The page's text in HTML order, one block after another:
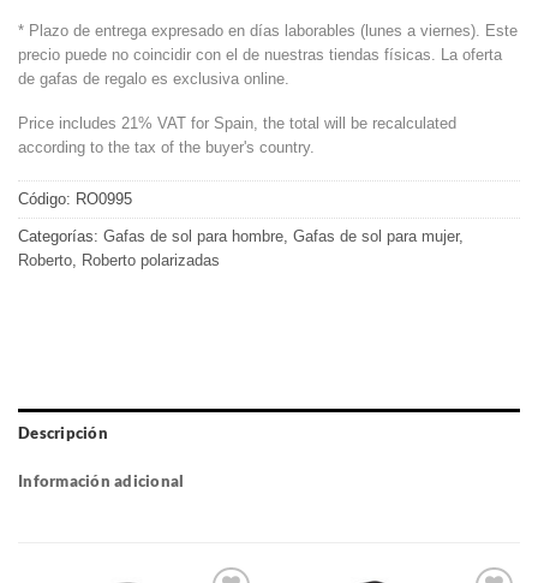
* Plazo de entrega expresado en días laborables (lunes a viernes). Este
precio puede no coincidir con el de nuestras tiendas físicas. La oferta
de gafas de regalo es exclusiva online.
Price includes 21% VAT for Spain, the total will be recalculated
according to the tax of the buyer's country.
Código: RO0995
Categorías: Gafas de sol para hombre Gafas de sol para mujer,
Roberto
Roberto polarizadas
Descripción
Información adicional